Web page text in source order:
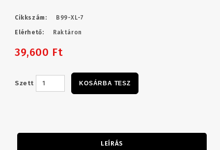
Cikkszám: B99-XL-7
Elérhető: Raktáron
39,600 Ft
Szett KOSÁRBA TESZ
LEÍRÁS